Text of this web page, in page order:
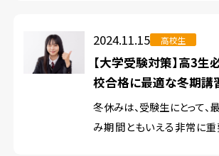
と自分に合った勉強方法が
2024.11.15 高校生
【大学受験対策】高3生
校合格に最適な冬期講
方を解説！
冬休みは、受験生にとって、
み期間ともいえる非常に重